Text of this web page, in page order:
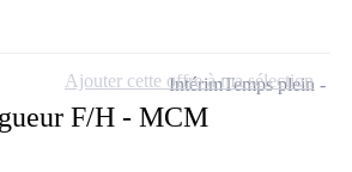
F/H - MCM
IntérimTemps plein
Ajouter cette offre à ma sélection